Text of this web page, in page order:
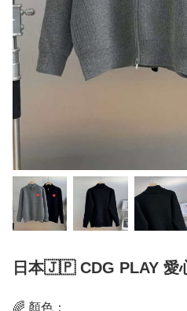
日本🇯🇵 CDG PLAY 愛
🌈 顏色：